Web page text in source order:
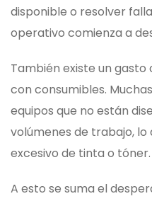
disponible o resolver
operativo comienza a
También existe un
con consumibles.
equipos que no están
volúmenes de trabajo,
excesivo de tinta o tóner.
A esto se suma el